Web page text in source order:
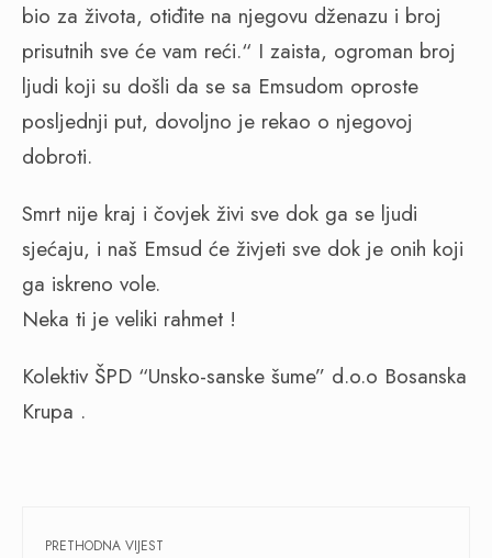
bio za života, otiđite na njegovu dženazu i broj
prisutnih sve će vam reći.“ I zaista, ogroman broj
ljudi koji su došli da se sa Emsudom oproste
posljednji put, dovoljno je rekao o njegovoj
dobroti.
Smrt nije kraj i čovjek živi sve dok ga se ljudi
sjećaju, i naš Emsud će živjeti sve dok je onih koji
ga iskreno vole.
Neka ti je veliki rahmet !
Kolektiv ŠPD “Unsko-sanske šume” d.o.o Bosanska
Krupa .
PRETHODNA VIJEST